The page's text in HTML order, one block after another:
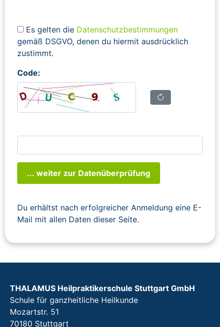
Es gelten die Datenschutzbestimmungen
gemäß DSGVO, denen du hiermit ausdrücklich
zustimmt.
Code:
... weiter zur Datenüberprüfung
Du erhältst nach erfolgreicher Anmeldung eine E-
Mail mit allen Daten dieser Seite.
THALAMUS Heilpraktikerschule Stuttgart GmbH
Schule für ganzheitliche Heilkunde
Mozartstr. 51
70180 Stuttgart